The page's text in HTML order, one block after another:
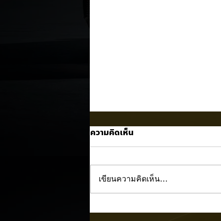
All NEW Lexus ES เจนใหม่
ความคิดเห็น
เขียนความคิดเห็น…